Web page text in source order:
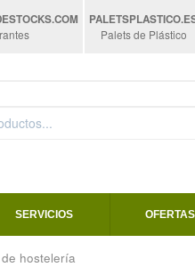
.COM
PALETSPLASTICO
Palets de Plástico
SERVICIOS OFERTAS
hostelería